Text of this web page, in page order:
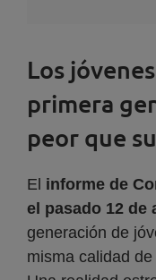
Los
primera
peor que
El informe de
el pasado 12 de
generación de
misma calidad